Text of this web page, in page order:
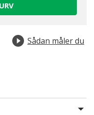
Sådan måler du